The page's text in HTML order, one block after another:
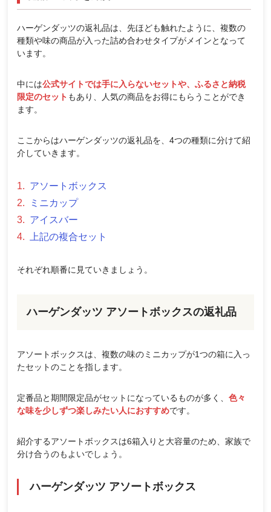
ハーゲンダッツの返礼品は、先ほども触れたように、複数の
種類や味の商品が入った詰め合わせタイプがメインとなって
います。
中には公式サイトでは手に入らないセットや、ふるさと納税
限定のセット もあり、人気の商品をお得にもらうことができ
ます。
ここからはハーゲンダッツの返礼品を、4つの種類に分けて紹
介していきます。
アソートボックス
ミニカップ
アイスバー
上記の複合セット
それぞれ順番に見ていきましょう。
ハーゲンダッツ アソートボックスの返礼品
アソートボックスは、複数の味のミニカップが1つの箱に入っ
たセットのことを指します。
定番品と期間限定品がセットになっているものが多く、色々
な味を少しずつ楽しみたい人におすすめです。
紹介するアソートボックスは6箱入りと大容量のため、家族で
分け合うのもよいでしょう。
ハーゲンダッツ アソートボックス